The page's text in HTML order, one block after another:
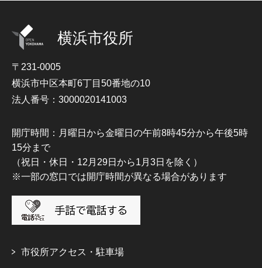
横浜市役所
〒231-0005
横浜市中区本町6丁目50番地の10
法人番号：3000020141003
開庁時間：月曜日から金曜日の午前8時45分から午後5時
15分まで
（祝日・休日・12月29日から1月3日を除く）
※一部の窓口では開庁時間が異なる場合があります
市役所アクセス・駐車場